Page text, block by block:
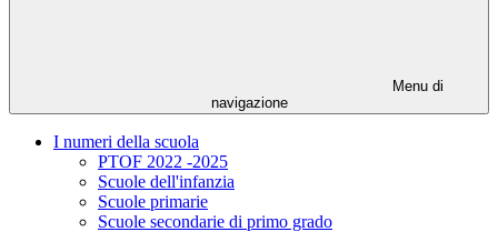
Menu di
navigazione
I numeri della scuola
PTOF 2022 -2025
Scuole dell'infanzia
Scuole primarie
Scuole secondarie di primo grado